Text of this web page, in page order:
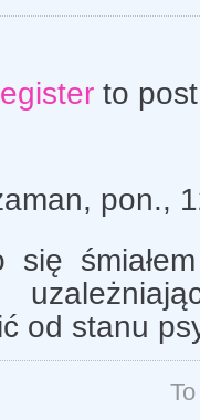
to post
, pon.,
się
od stanu